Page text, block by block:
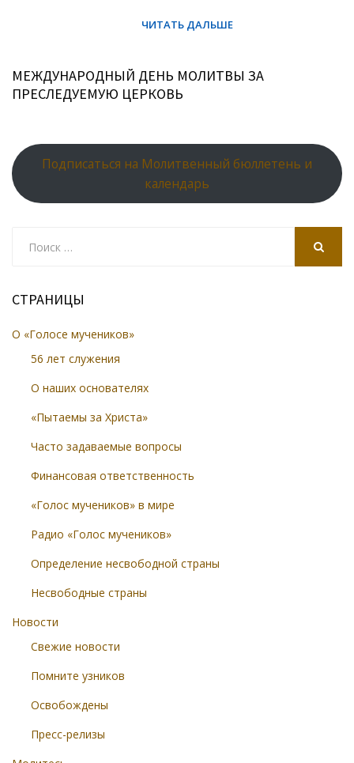
МЕЖДУНАРОДНЫЙ ДЕНЬ МОЛИТВЫ ЗА
ПРЕСЛЕДУЕМУЮ ЦЕРКОВЬ
Подписаться на Молитвенный бюллетень и
календарь
СТРАНИЦЫ
О «Голосе мучеников»
56 лет служения
О наших основателях
«Пытаемы за Христа»
Часто задаваемые вопросы
Финансовая ответственность
«Голос мучеников» в мире
Радио «Голос мучеников»
Определение несвободной страны
Несвободные страны
Новости
Свежие новости
Помните узников
Освобождены
Пресс-релизы